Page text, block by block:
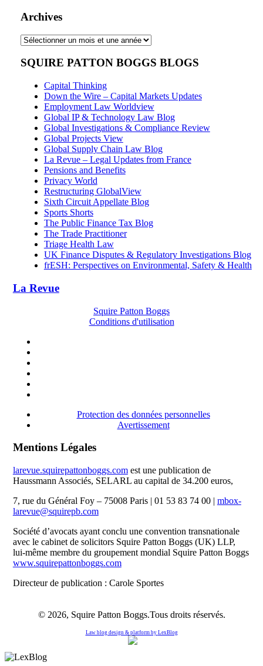
Archives
Archives
SQUIRE PATTON BOGGS BLOGS
Capital Thinking
Down the Wire – Capital Markets Updates
Employment Law Worldview
Global IP & Technology Law Blog
Global Investigations & Compliance Review
Global Projects View
Global Supply Chain Law Blog
La Revue – Legal Updates from France
Pensions and Benefits
Privacy World
Restructuring GlobalView
Sixth Circuit Appellate Blog
Sports Shorts
The Public Finance Tax Blog
The Trade Practitioner
Triage Health Law
UK Finance Disputes & Regulatory Investigations Blog
frESH: Perspectives on Environmental, Safety & Health
La Revue
Squire Patton Boggs
Conditions d'utilisation
Protection des données personnelles
Avertissement
Mentions Légales
larevue.squirepattonboggs.comest une publication de
Haussmann Associés, SELARL au capital de 34.200 euros,
7, rue du Général Foy – 75008 Paris | 01 53 83 74 00 | mbox-
larevue@squirepb.com
Société d’avocats ayant conclu une convention transnationale
avec le cabinet de solicitors Squire Patton Boggs (UK) LLP,
lui-même membre du groupement mondial Squire Patton Boggs
www.squirepattonboggs.com
Directeur de publication : Carole Sportes
© 2026, Squire Patton Boggs.Tous droits réservés.
Law blog design & platform by LexBlog